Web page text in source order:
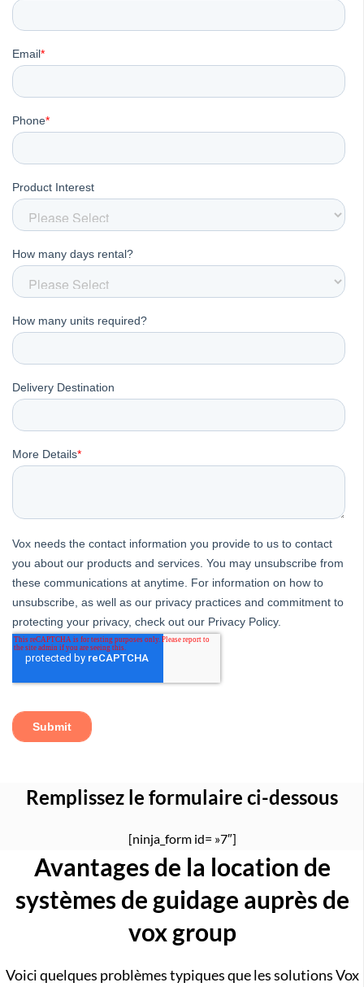
Remplissez le formulaire ci-dessous
[ninja_form id= »7″]
Avantages de la location de
systèmes de guidage auprès de
vox group
Voici quelques problèmes typiques que les solutions Vox